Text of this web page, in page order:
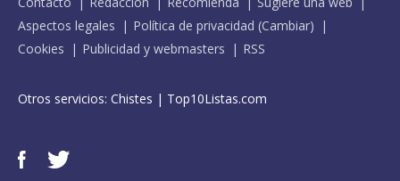
Aspectos legales
Política de privacidad (Cambiar)
Cookies
Publicidad y webmasters RSS
Otros servicios: Chistes | Top10Listas.com